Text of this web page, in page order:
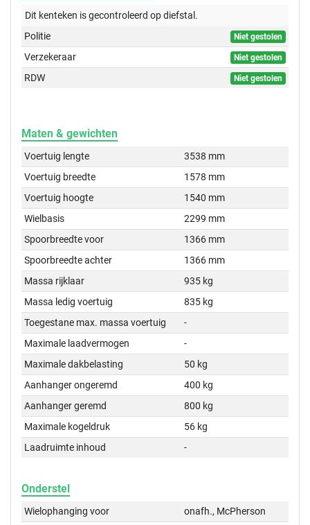
Dit kenteken is gecontroleerd opdiefstal.
Politie
Niet gestolen
Verzekeraar Niet gestolen
RDW Niet gestolen
Maten & gewichten
Voertuig lengte
3538 mm
Voertuig breedte
1578 mm
Voertuig hoogte
1540 mm
Wielbasis
2299 mm
Spoorbreedte voor
1366 mm
Spoorbreedte achter
1366 mm
Massa rijklaar
935 kg
Massa ledig voertuig
835 kg
Toegestane max. massa voertuig
-
Maximale laadvermogen
-
Maximale dakbelasting
50 kg
Aanhanger ongeremd
400 kg
Aanhanger geremd
800 kg
Maximale kogeldruk
56 kg
Laadruimte inhoud
-
Onderstel
Wielophanging voor
onafh., McPherson